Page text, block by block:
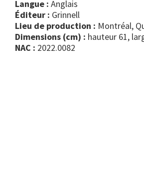
Langue : Anglais
Éditeur : Grinnell
Lieu de production : Montréal,
Dimensions (cm) : hauteur 61,
NAC : 2022.0082